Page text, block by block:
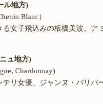
ル地方)
Blanc）
女子飛込みの板橋美波。ア
ュ地方)
Chardonnay)
リ女優、ジャンヌ・バリバ